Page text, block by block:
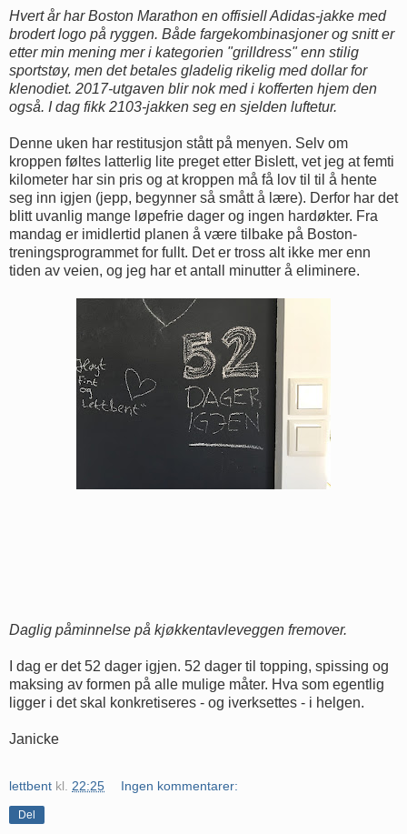
Hvert år har Boston Marathon en offisiell Adidas-jakke med
brodert logo på ryggen. Både fargekombinasjoner og snitt er
etter min mening mer i kategorien "grilldress" enn stilig
sportstøy, men det betales gladelig rikelig med dollar for
klenodiet. 2017-utgaven blir nok med i kofferten hjem den
også. I dag fikk 2103-jakken seg en sjelden luftetur.
Denne uken har restitusjon stått på menyen. Selv om
kroppen føltes latterlig lite preget etter Bislett, vet jeg at femti
kilometer har sin pris og at kroppen må få lov til til å hente
seg inn igjen (jepp, begynner så smått å lære). Derfor har det
blitt uvanlig mange løpefrie dager og ingen hardøkter. Fra
mandag er imidlertid planen å være tilbake på Boston-
treningsprogrammet for fullt. Det er tross alt ikke mer enn
tiden av veien, og jeg har et antall minutter å eliminere.
Daglig påminnelse på kjøkkentavleveggen fremover.
I dag er det 52 dager igjen. 52 dager til topping, spissing og
maksing av formen på alle mulige måter. Hva som egentlig
ligger i det skal konkretiseres - og iverksettes - i helgen.
Janicke
lettbent kl. 22:25 Ingen kommentarer:
Del